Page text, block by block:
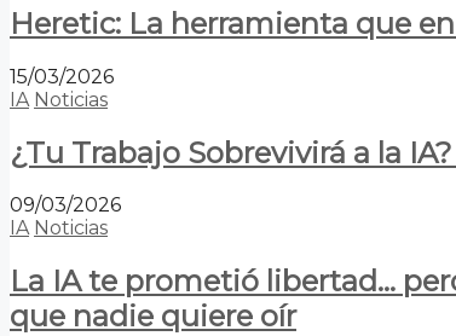
Heretic: La herramienta que
15/03/2026
IA Noticias
¿Tu Trabajo Sobrevivirá a la
09/03/2026
IA Noticias
La IA te prometió libertad…
que nadie quiere oír